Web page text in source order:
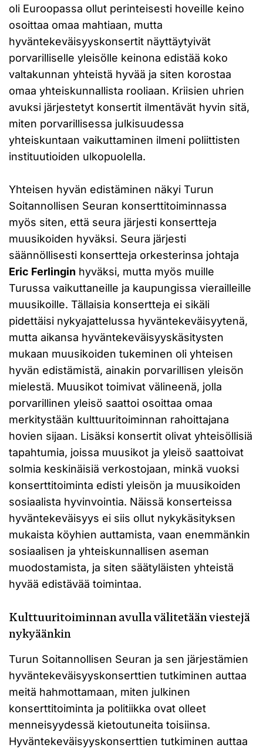
oli Euroopassa ollut perinteisesti hoveille keino
osoittaa omaa mahtiaan, mutta
hyväntekeväisyyskonsertit näyttäytyivät
porvarilliselle yleisölle keinona edistää koko
valtakunnan yhteistä hyvää ja siten korostaa
omaa yhteiskunnallista rooliaan. Kriisien uhrien
avuksi järjestetyt konsertit ilmentävät hyvin sitä,
miten porvarillisessa julkisuudessa
yhteiskuntaan vaikuttaminen ilmeni poliittisten
instituutioiden ulkopuolella.
Yhteisen hyvän edistäminen näkyi Turun
Soitannollisen Seuran konserttitoiminnassa
myös siten, että seura järjesti konsertteja
muusikoiden hyväksi. Seura järjesti
säännöllisesti konsertteja orkesterinsa johtaja
Eric Ferlingin hyväksi, mutta myös muille
Turussa vaikuttaneille ja kaupungissa vierailleille
muusikoille. Tällaisia konsertteja ei sikäli
pidettäisi nykyajattelussa hyväntekeväisyytenä,
mutta aikansa hyväntekeväisyyskäsitysten
mukaan muusikoiden tukeminen oli yhteisen
hyvän edistämistä, ainakin porvarillisen yleisön
mielestä. Muusikot toimivat välineenä, jolla
porvarillinen yleisö saattoi osoittaa omaa
merkitystään kulttuuritoiminnan rahoittajana
hovien sijaan. Lisäksi konsertit olivat yhteisöllisiä
tapahtumia, joissa muusikot ja yleisö saattoivat
solmia keskinäisiä verkostojaan, minkä vuoksi
konserttitoiminta edisti yleisön ja muusikoiden
sosiaalista hyvinvointia. Näissä konserteissa
hyväntekeväisyys ei siis ollut nykykäsityksen
mukaista köyhien auttamista, vaan enemmänkin
sosiaalisen ja yhteiskunnallisen aseman
muodostamista, ja siten säätyläisten yhteistä
hyvää edistävää toimintaa.
Kulttuuritoiminnan avulla välitetään viestejä
nykyäänkin
Turun Soitannollisen Seuran ja sen järjestämien
hyväntekeväisyyskonserttien tutkiminen auttaa
meitä hahmottamaan, miten julkinen
konserttitoiminta ja politiikka ovat olleet
menneisyydessä kietoutuneita toisiinsa.
Hyväntekeväisyyskonserttien tutkiminen auttaa